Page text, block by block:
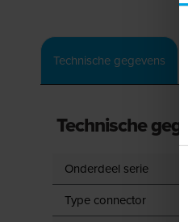
Technische gegevens
Technische
Onderdeel serie
Type connector